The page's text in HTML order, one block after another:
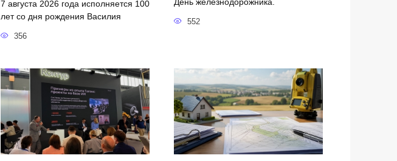
7 августа 2026 года исполняется 100
лет со дня рождения Василия
356
День железнодорожника.
552